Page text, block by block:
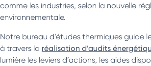
comme les industries, selon la nouvelle
environnementale.
Notre bureau d’études thermiques guide
à travers la réalisation d’audits
lumière les leviers d’actions, les aides